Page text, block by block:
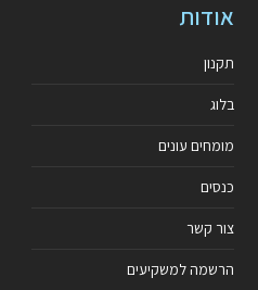
אודות
תקנון
בלוג
מומחים עונים
כנסים
צור קשר
הרשמה למשקיעים